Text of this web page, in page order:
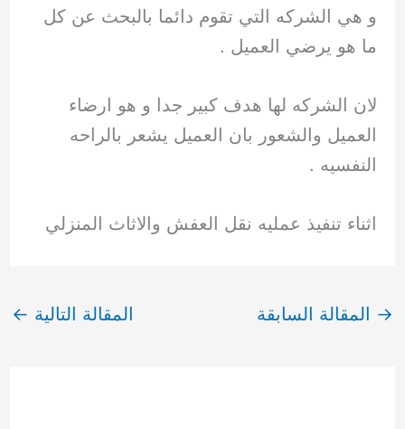
و هي الشركه التي تقوم دائما بالبحث عن كل
ما هو يرضي العميل .
لان الشركه لها هدف كبير جدا و هو ارضاء
العميل والشعور بان العميل يشعر بالراحه
النفسيه .
اثناء تنفيذ عمليه نقل العفش والاثاث المنزلي
→ المقالة السابقة المقالة التالية ←